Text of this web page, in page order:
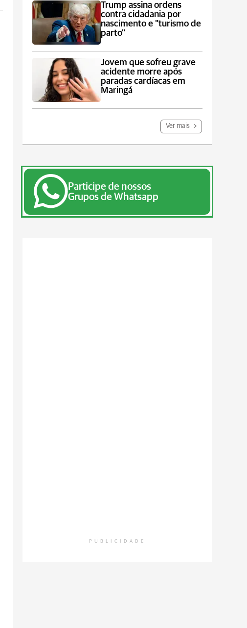
Trump assina ordens
contra cidadania por
nascimento e "turismo de
parto"
Jovem que sofreu grave
acidente morre após
paradas cardíacas em
Maringá
Ver mais
Participe de nossos
Grupos de Whatsapp
PUBLICIDADE